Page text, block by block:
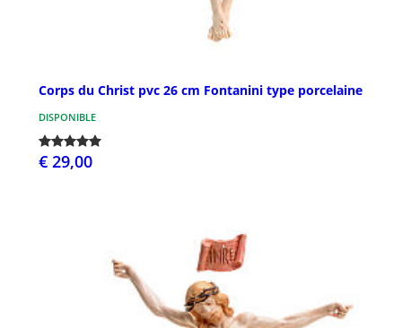
Corps du Christ pvc 26 cm Fontanini type porcelaine
DISPONIBLE
€ 29,00